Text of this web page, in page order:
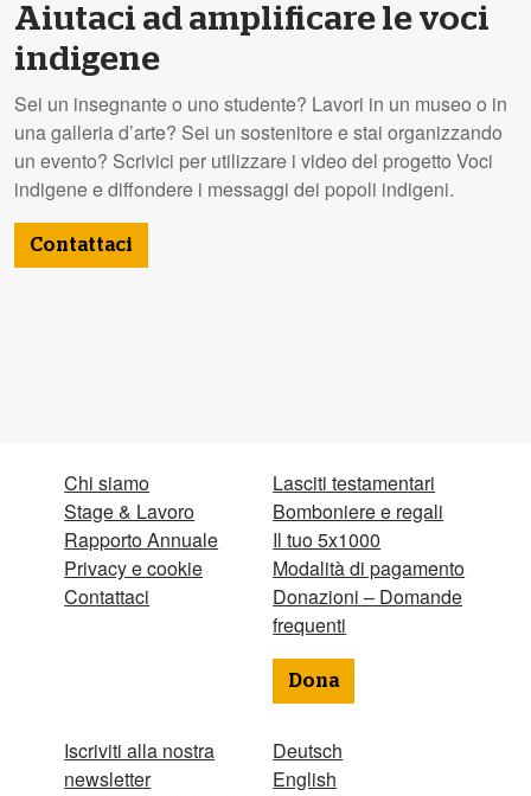
Aiutaci ad amplificare le voci
indigene
Sei un insegnante o uno studente? Lavori in un museo o in
una galleria d’arte? Sei un sostenitore e stai organizzando
un evento? Scrivici per utilizzare i video del progetto Voci
indigene e diffondere i messaggi dei popoli indigeni.
Contattaci
Chi siamo
Stage & Lavoro
Rapporto Annuale
Privacy e cookie
Contattaci
Iscriviti alla nostra
newsletter
Lasciti testamentari
Bomboniere e regali
Il tuo 5x1000
Modalità di pagamento
Donazioni – Domande
frequenti
Dona
Deutsch
English